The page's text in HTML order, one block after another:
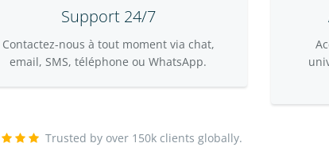
Support 24/7
Contactez-nous à tout moment via chat,
email, SMS, téléphone ou WhatsApp.
Trusted by over 150k clients globally.